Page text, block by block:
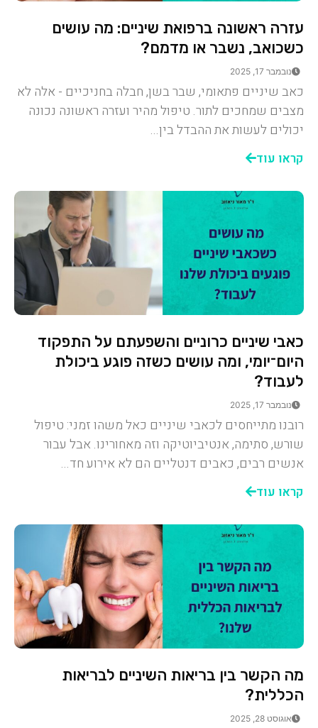
עזרה ראשונה ברפואת שיניים: מה עושים
כשכואב, נשבר או מדמם?
נובמבר 17, 2025
כאב שיניים פתאומי, שבר בשן, חבלה בחניכיים - אלה לא
מצבים שמחכים לתור. טיפול מהיר ועזרה ראשונה נכונה
יכולים לעשות את ההבדל בין...
קראו עוד
כאבי שיניים כרוניים והשפעתם על התפקוד
היום־יומי, ומה עושים כשזה פוגע ביכולת
לעבוד?
נובמבר 17, 2025
רובנו מתייחסים לכאבי שיניים כאל משהו זמני: טיפול
שורש, סתימה, אנטיביוטיקה וזה מאחורינו. אבל עבור
אנשים רבים, כאבים דנטליים הם לא אירוע חד...
קראו עוד
מה הקשר בין בריאות השיניים לבריאות
הכללית?
אוגוסט 28, 2025